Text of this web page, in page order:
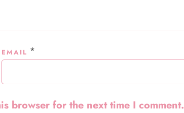
EMAIL *
browser for the next time I comment.